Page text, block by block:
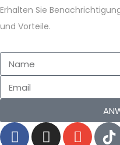
Erhalten Sie
und Vorteile.